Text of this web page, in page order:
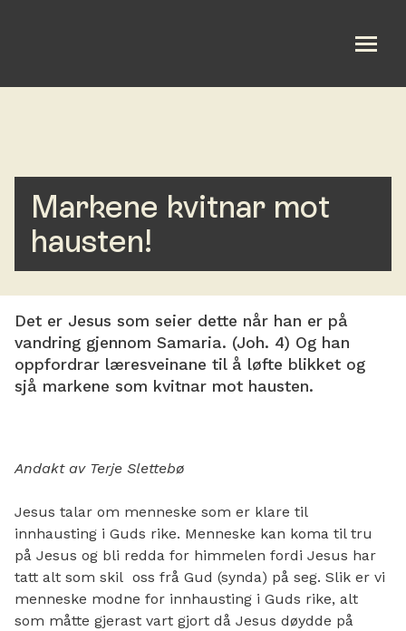
Aktuelt
English
Markene kvitnar mot
hausten!
Det er Jesus som seier dette når han er på
vandring gjennom Samaria. (Joh. 4) Og han
oppfordrar læresveinane til å løfte blikket og
sjå markene som kvitnar mot hausten.
Andakt av Terje Slettebø
Jesus talar om menneske som er klare til
innhausting i Guds rike. Menneske kan koma til tru
på Jesus og bli redda for himmelen fordi Jesus har
tatt alt som skil oss frå Gud (synda) på seg. Slik er vi
menneske modne for innhausting i Guds rike, alt
som måtte gjerast vart gjort då Jesus døydde på